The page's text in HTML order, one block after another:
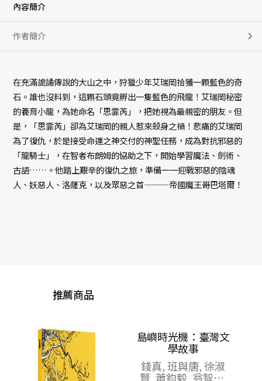
內容簡介
作者簡介
在充滿詭譎傳說的大山之中，狩獵少年艾瑞岡拾獲一顆藍色的奇
石。誰也沒料到，這顆石頭竟孵出一隻藍色的飛龍！艾瑞岡秘密
的養育小龍，為她命名「思霏芮」，把她視為最親密的朋友。但
是，「思霏芮」卻為艾瑞岡的親人惹來殺身之禍！悲痛的艾瑞岡
為了復仇，於是接受命運之神交付的神聖任務，成為對抗邪惡的
「龍騎士」，在智者布朗姆的協助之下，開始學習魔法、劍術、
古語……。他踏上艱辛的復仇之旅，準備一一迎戰邪惡的陰魂
人、妖惡人、洛薩克，以及眾惡之首———帝國魔王哥巴塔爾！
推薦商品